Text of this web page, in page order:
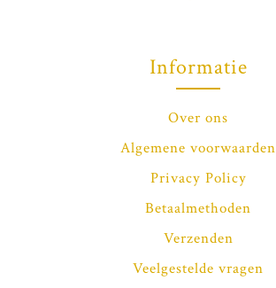
Informatie
Over ons
Algemene voorwaarden
Privacy Policy
Betaalmethoden
Verzenden
Veelgestelde vragen